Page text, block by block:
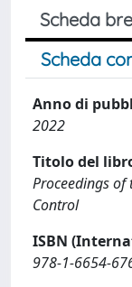
Scheda
Scheda
Anno di
2022
Titolo del
Proceedings of
Control
ISBN
978-1-6654-